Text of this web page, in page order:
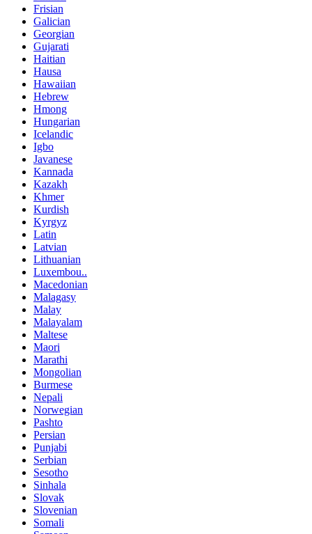
Frisian
Galician
Georgian
Gujarati
Haitian
Hausa
Hawaiian
Hebrew
Hmong
Hungarian
Icelandic
Igbo
Javanese
Kannada
Kazakh
Khmer
Kurdish
Kyrgyz
Latin
Latvian
Lithuanian
Luxembou..
Macedonian
Malagasy
Malay
Malayalam
Maltese
Maori
Marathi
Mongolian
Burmese
Nepali
Norwegian
Pashto
Persian
Punjabi
Serbian
Sesotho
Sinhala
Slovak
Slovenian
Somali